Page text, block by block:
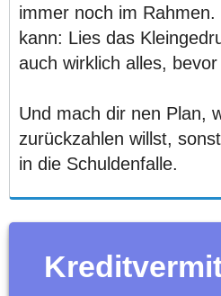
immer noch im
kann: Lies das
auch wirklich alles,
Und mach dir nen Plan,
zurückzahlen willst,
in die Schuldenfalle.